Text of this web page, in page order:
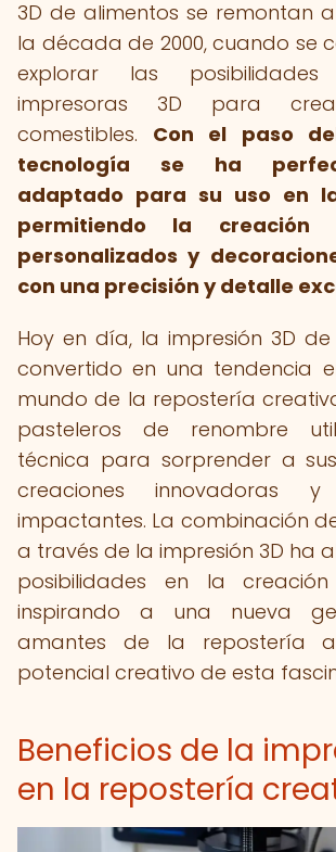
3D de alimentos se remontan
la década de 2000, cuando se
explorar las
impresoras 3D para
comestibles. Con el paso
tecnología se ha
adaptado para su uso en
permitiendo la creación
personalizados y
con una precisión y detalle
Hoy en día, la impresión 3D
convertido en una tendencia
mundo de la repostería
pasteleros de renombre
técnica para sorprender a
creaciones innovadoras y
impactantes. La combinación
a través de la impresión 3D ha
posibilidades en la
inspirando a una nueva
amantes de la repostería
potencial creativo de esta
Beneficios de la
en la repostería